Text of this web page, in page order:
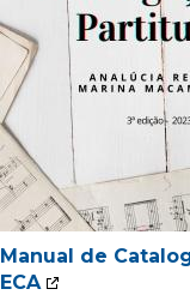
Manual de
ECA